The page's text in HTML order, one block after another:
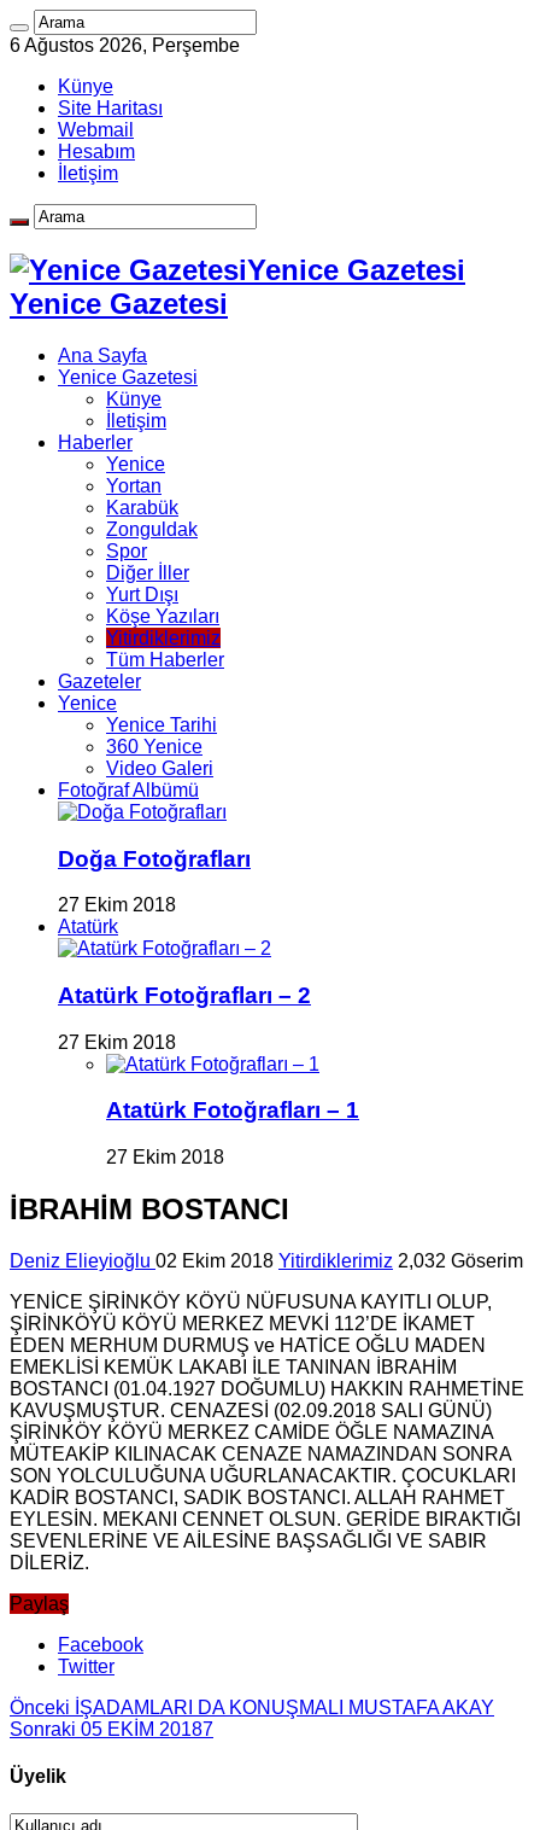
6 Ağustos 2026, Perşembe
Künye
Site Haritası
Webmail
Hesabım
İletişim
Yenice Gazetesi
Yenice Gazetesi
Ana Sayfa
Yenice Gazetesi
Künye
İletişim
Haberler
Yenice
Yortan
Karabük
Zonguldak
Spor
Diğer İller
Yurt Dışı
Köşe Yazıları
Yitirdiklerimiz
Tüm Haberler
Gazeteler
Yenice
Yenice Tarihi
360 Yenice
Video Galeri
Fotoğraf Albümü
Doğa Fotoğrafları
27 Ekim 2018
Atatürk
Atatürk Fotoğrafları – 2
27 Ekim 2018
Atatürk Fotoğrafları – 1
27 Ekim 2018
İBRAHİM BOSTANCI
Deniz Elieyioğlu 02 Ekim 2018 Yitirdiklerimiz 2,032 Göserim
YENİCE ŞİRİNKÖY KÖYÜ NÜFUSUNA KAYITLI OLUP,
ŞİRİNKÖYÜ KÖYÜ MERKEZ MEVKİ 112’DE İKAMET
EDEN MERHUM DURMUŞ ve HATİCE OĞLU MADEN
EMEKLİSİ KEMÜK LAKABI İLE TANINAN İBRAHİM
BOSTANCI (01.04.1927 DOĞUMLU) HAKKIN RAHMETİNE
KAVUŞMUŞTUR. CENAZESİ (02.09.2018 SALI GÜNÜ)
ŞİRİNKÖY KÖYÜ MERKEZ CAMİDE ÖĞLE NAMAZINA
MÜTEAKİP KILINACAK CENAZE NAMAZINDAN SONRA
SON YOLCULUĞUNA UĞURLANACAKTIR. ÇOCUKLARI
KADİR BOSTANCI, SADIK BOSTANCI. ALLAH RAHMET
EYLESİN. MEKANI CENNET OLSUN. GERİDE BIRAKTIĞI
SEVENLERİNE VE AİLESİNE BAŞSAĞLIĞI VE SABIR
DİLERİZ.
Paylaş
Facebook
Twitter
Önceki İŞADAMLARI DA KONUŞMALI MUSTAFA AKAY
Sonraki 05 EKİM 20187
Üyelik